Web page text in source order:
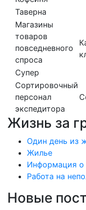
Таверна
Магазины
товаров
повседневного
спроса
Супер
Сортировочный
персонал
экспедитора
Жизнь за
Один день из
Жилье
Информация о
Работа на
Новые